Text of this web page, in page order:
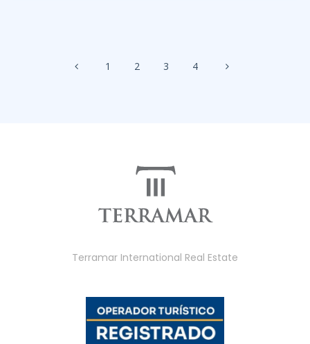
1 2 3 4
Terramar International Real Estate